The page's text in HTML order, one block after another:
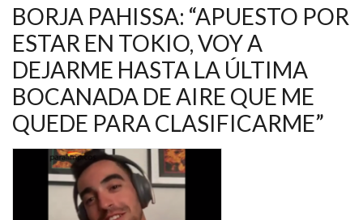
PRIMER
DÍA
IR
A
UNOS
JUEGOS
Y
CONSEGUIR
MEDALLA
QUE
FALTA”
BORJA PAHISSA: “APUESTO POR
ESTAR EN TOKIO, VOY A
DEJARME HASTA LA ÚLTIMA
BOCANADA DE AIRE QUE ME
QUEDE PARA CLASIFICARME”